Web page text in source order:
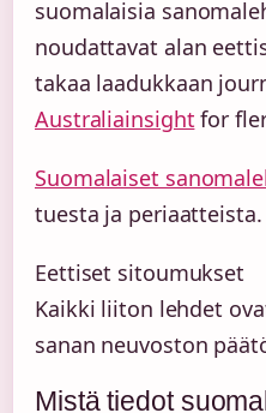
suomalaisia
noudattavat alan
takaa laadukkaan
Australiainsight for
Suomalaiset
tuesta ja periaatteista.
Eettiset sitoumukset
Kaikki liiton lehdet
sanan neuvoston
Mistä tiedot